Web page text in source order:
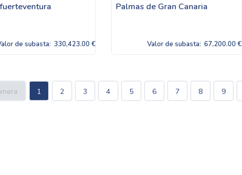
de subasta: 330,423.00 €
Palmas de Gran Canaria
Valor de subasta: 67,200.00 €
1 2 3 4 5 6 7 8 9